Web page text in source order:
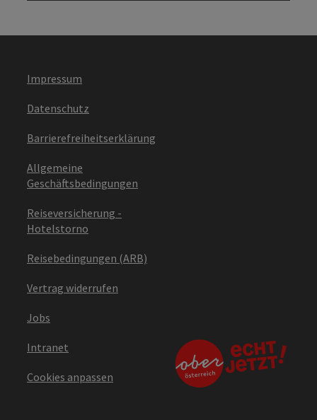
Impressum
Datenschutz
Barrierefreiheitserklärung
Allgemeine
Geschäftsbedingungen
Reiseversicherung -
Hotelstorno
Reisebedingungen (ARB)
Vertrag widerrufen
Jobs
Intranet
Cookies anpassen